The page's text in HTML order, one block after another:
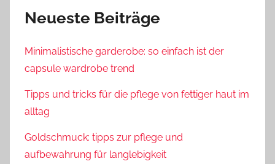
Neueste Beiträge
Minimalistische garderobe: so einfach ist der
capsule wardrobe trend
Tipps und tricks für die pflege von fettiger haut im
alltag
Goldschmuck: tipps zur pflege und
aufbewahrung für langlebigkeit